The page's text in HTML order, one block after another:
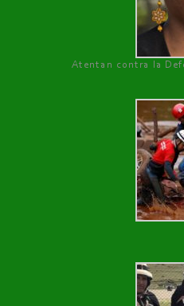
Atentan contra la